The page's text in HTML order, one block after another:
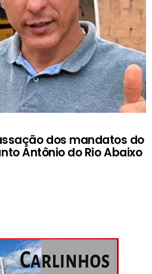
dos mandatos do
Antônio do Rio Abaixo